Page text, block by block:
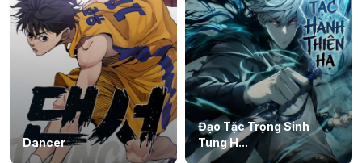
Dancer
Đạo Tặc Trọng Sinh
Tung H...